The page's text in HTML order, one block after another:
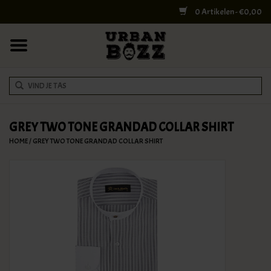
0 Artikelen - €0,00
COLLEGE BAGS
RUGZAKKEN
GREY TWO TONE GRANDAD COLLAR SHIRT
HOME/GREY TWO TONE GRANDAD COLLAR SHIRT